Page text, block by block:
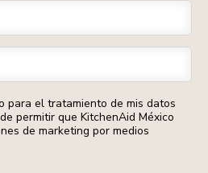
para el tratamiento de mis datos
permitir que KitchenAid México
de marketing por medios